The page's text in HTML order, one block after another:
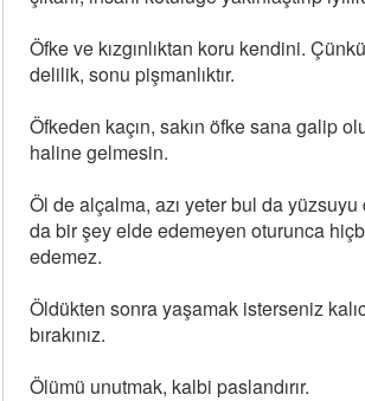
Öfke ve kızgınlıktan koru kendini.
delilik, sonu pişmanlıktır.
Öfkeden kaçın, sakın öfke sana galip
haline gelmesin.
Öl de alçalma, azı yeter bul da yüzsuyu
da bir şey elde edemeyen oturunca
edemez.
Öldükten sonra yaşamak isterseniz
bırakınız.
Ölümü unutmak, kalbi paslandırır.